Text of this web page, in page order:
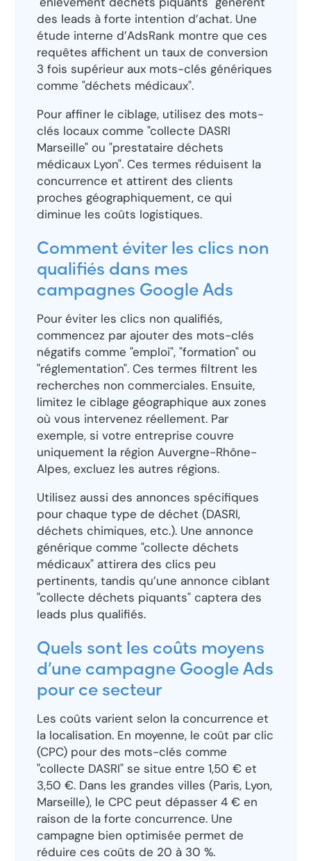
des leads à forte intention d’achat. Une
étude interne d’AdsRank montre que ces
requêtes affichent un taux de conversion
3 fois supérieur aux mots-clés génériques
comme "déchets médicaux".
Pour affiner le ciblage, utilisez des mots-
clés locaux comme "collecte DASRI
Marseille" ou "prestataire déchets
médicaux Lyon". Ces termes réduisent la
concurrence et attirent des clients
proches géographiquement, ce qui
diminue les coûts logistiques.
Comment éviter les clics non
qualifiés dans mes
campagnes Google Ads
Pour éviter les clics non qualifiés,
commencez par ajouter des mots-clés
négatifs comme "emploi", "formation" ou
"réglementation". Ces termes filtrent les
recherches non commerciales. Ensuite,
limitez le ciblage géographique aux zones
où vous intervenez réellement. Par
exemple, si votre entreprise couvre
uniquement la région Auvergne-Rhône-
Alpes, excluez les autres régions.
Utilisez aussi des annonces spécifiques
pour chaque type de déchet (DASRI,
déchets chimiques, etc.). Une annonce
générique comme "collecte déchets
médicaux" attirera des clics peu
pertinents, tandis qu’une annonce ciblant
"collecte déchets piquants" captera des
leads plus qualifiés.
Quels sont les coûts moyens
d’une campagne Google Ads
pour ce secteur
Les coûts varient selon la concurrence et
la localisation. En moyenne, le coût par clic
(CPC) pour des mots-clés comme
"collecte DASRI" se situe entre 1,50 € et
3,50 €. Dans les grandes villes (Paris, Lyon,
Marseille), le CPC peut dépasser 4 € en
raison de la forte concurrence. Une
campagne bien optimisée permet de
réduire ces coûts de 20 à 30 %.